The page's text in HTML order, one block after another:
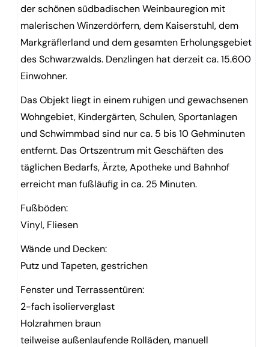
der schönen südbadischen Weinbauregion mit
malerischen Winzerdörfern, dem Kaiserstuhl, dem
Markgräflerland und dem gesamten Erholungsgebiet
des Schwarzwalds. Denzlingen hat derzeit ca. 15.600
Einwohner.
Das Objekt liegt in einem ruhigen und gewachsenen
Wohngebiet, Kindergärten, Schulen, Sportanlagen
und Schwimmbad sind nur ca. 5 bis 10 Gehminuten
entfernt. Das Ortszentrum mit Geschäften des
täglichen Bedarfs, Ärzte, Apotheke und Bahnhof
erreicht man fußläufig in ca. 25 Minuten.
Fußböden:
Vinyl, Fliesen
Wände und Decken:
Putz und Tapeten, gestrichen
Fenster und Terrassentüren:
2-fach isolierverglast
Holzrahmen braun
teilweise außenlaufende Rolläden, manuell